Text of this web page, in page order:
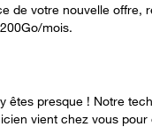
de votre nouvelle offre,
mois.
êtes presque ! Notre
vient chez vous pour